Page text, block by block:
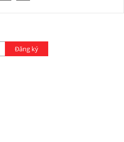
Đăng ký